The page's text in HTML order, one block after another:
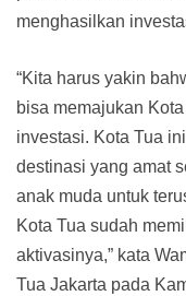
menghasilkan
“Kita harus yakin
bisa memajukan
investasi. Kota Tua
destinasi yang amat
anak muda untuk
Kota Tua sudah
aktivasinya,” kata
Tua Jakarta pada